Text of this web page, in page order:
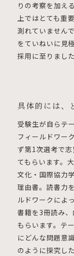
りの考察を加え
上ではとても重
測れていません
をていねいに見
採用に至りました
具体的には、
受験生が自らテ
フィールドワー
ず第1次選考で
てもらいます。
文化・国際協力
理由書。読書力
ルドワークによ
書籍を3冊読み
もらいます。テ
にどんな問題意
のように探究し